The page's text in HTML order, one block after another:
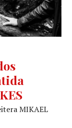
MIKAEL
ÅKERFELDT,